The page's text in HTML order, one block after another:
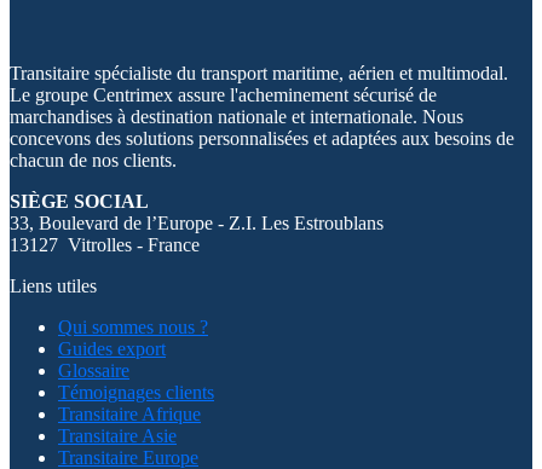
Transitaire spécialiste du transport maritime, aérien et multimodal.
Le groupe Centrimex assure l'acheminement sécurisé de
marchandises à destination nationale et internationale. Nous
concevons des solutions personnalisées et adaptées aux besoins de
chacun de nos clients.
SIÈGE SOCIAL
33, Boulevard de l’Europe - Z.I. Les Estroublans
13127 Vitrolles - France
Liens utiles
Qui sommes nous ?
Guides export
Glossaire
Témoignages clients
Transitaire Afrique
Transitaire Asie
Transitaire Europe